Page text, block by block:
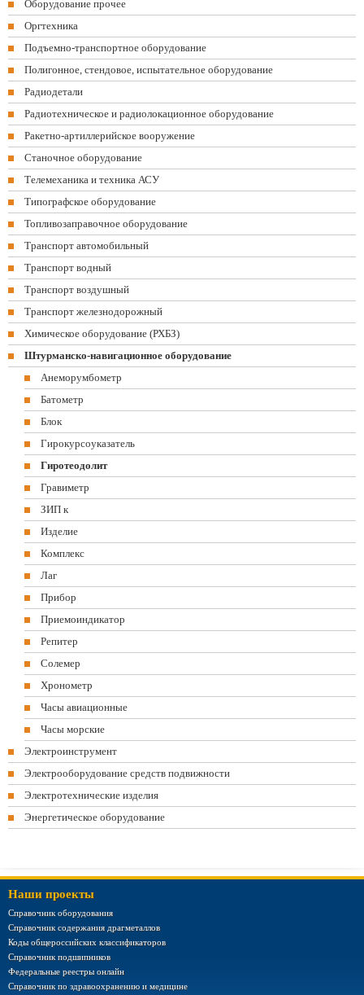
Оборудование прочее
Оргтехника
Подъемно-транспортное оборудование
Полигонное, стендовое, испытательное оборудование
Радиодетали
Радиотехническое и радиолокационное оборудование
Ракетно-артиллерийское вооружение
Станочное оборудование
Телемеханика и техника АСУ
Типографское оборудование
Топливозаправочное оборудование
Транспорт автомобильный
Транспорт водный
Транспорт воздушный
Транспорт железнодорожный
Химическое оборудование (РХБЗ)
Штурманско-навигационное оборудование
Анеморумбометр
Батометр
Блок
Гирокурсоуказатель
Гиротеодолит
Гравиметр
ЗИП к
Изделие
Комплекс
Лаг
Прибор
Приемоиндикатор
Репитер
Солемер
Хронометр
Часы авиационные
Часы морские
Электроинструмент
Электрооборудование средств подвижности
Электротехнические изделия
Энергетическое оборудование
Наши проекты
Справочник оборудования
Справочник содержания драгметаллов
Коды общероссийских классификаторов
Справочник подшипников
Федеральные реестры онлайн
Справочник по здравоохранению и медицине